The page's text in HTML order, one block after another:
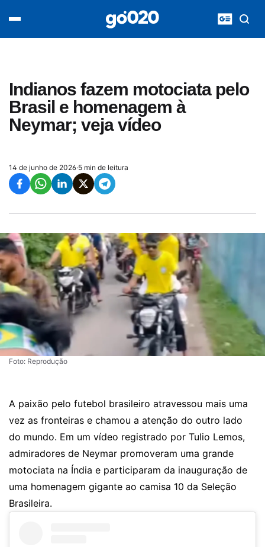
Indianos fazem motociata pelo
Brasil e homenagem à
Neymar; veja vídeo
14 de junho de 2026·5 min de leitura
Foto: Reprodução
A paixão pelo futebol brasileiro atravessou mais uma
vez as fronteiras e chamou a atenção do outro lado
do mundo. Em um vídeo registrado por Tulio Lemos,
admiradores de Neymar promoveram uma grande
motociata na Índia e participaram da inauguração de
uma homenagem gigante ao camisa 10 da Seleção
Brasileira.
acontece agora
entretenimento
vídeos
pod020